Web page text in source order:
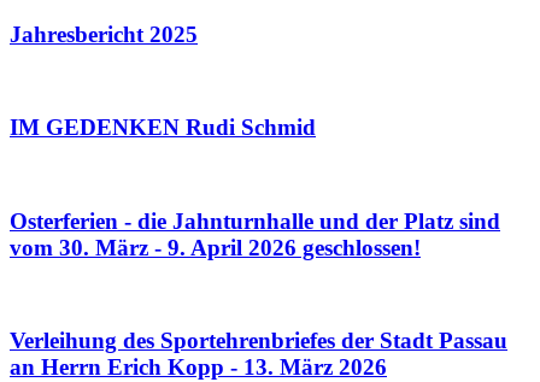
Jahresbericht 2025
IM GEDENKEN Rudi Schmid
Osterferien - die Jahnturnhalle und der Platz sind
vom 30. März - 9. April 2026 geschlossen!
Verleihung des Sportehrenbriefes der Stadt Passau
an Herrn Erich Kopp - 13. März 2026